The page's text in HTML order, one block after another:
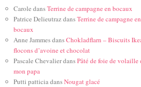
Carole dansTerrine de campagne en bocaux
Patrice DelieutrazdansTerrine de campagne en
bocaux
Anne JammesdansChokladflarn – Biscuits
flocons d’avoine et chocolat
Pascale ChevalierdansPâté de foie de volaille
mon papa
Putti patticiadansNougat glacé